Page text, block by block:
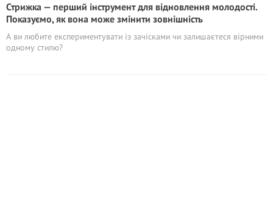
Стрижка — перший інструмент для відновлення молодості.
Показуємо, як вона може змінити зовнішність
А ви любите експериментувати із зачісками чи залишаєтеся вірними
одному стилю?